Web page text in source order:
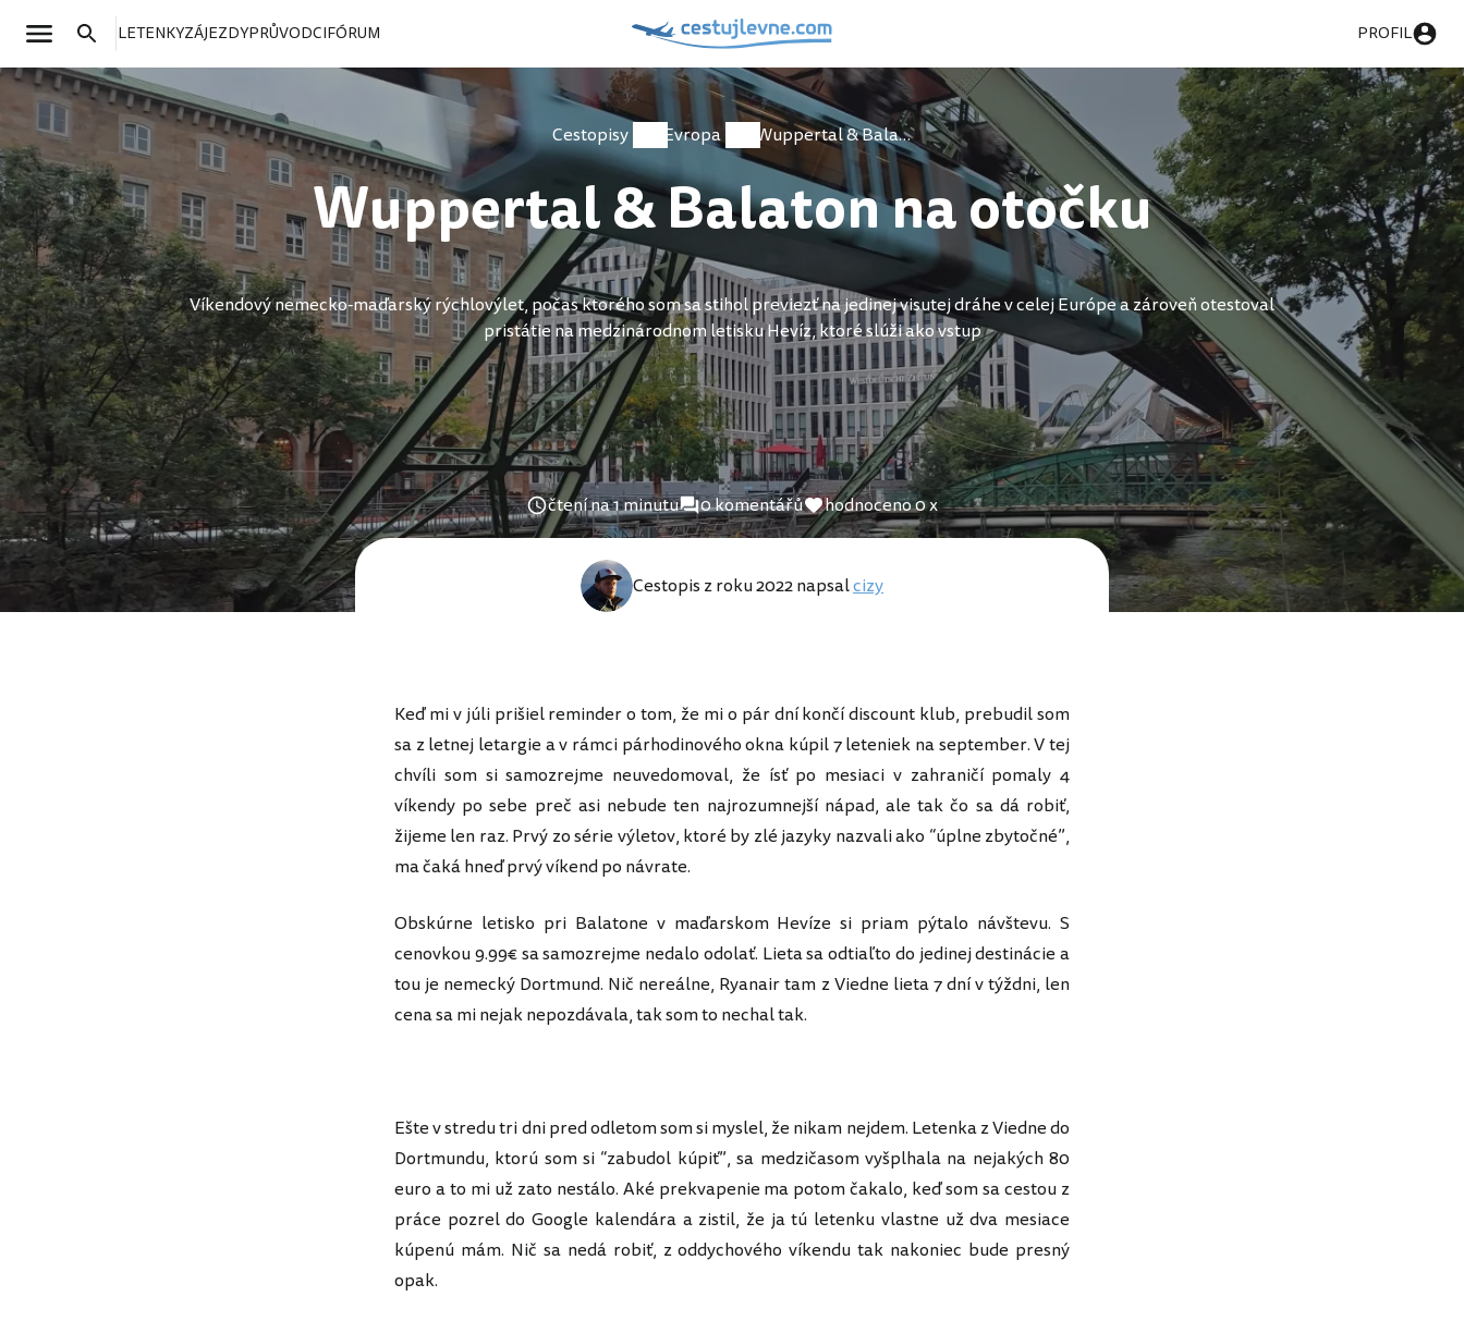
LETENKYZÁJEZDYPRŮVODCIFÓRUM PROFIL
Cestopisy Evropa Wuppertal & Balaton na otočku
Wuppertal & Balaton na otočku
Víkendový nemecko-maďarský rýchlovýlet, počas ktorého som sa stihol previezť na jedinej visutej dráhe v celej Európe a zároveň otestoval
pristátie na medzinárodnom letisku Hevíz, ktoré slúži ako vstup
čtení na 1 minutu 0 komentářů hodnoceno 0 x
Cestopis z roku 2022 napsalcizy
Keď mi v júli prišiel reminder o tom, že mi o pár dní končí discount klub, prebudil som
sa z letnej letargie a v rámci párhodinového okna kúpil 7 leteniek na september. V tej
chvíli som si samozrejme neuvedomoval, že ísť po mesiaci v zahraničí pomaly 4
víkendy po sebe preč asi nebude ten najrozumnejší nápad, ale tak čo sa dá robiť,
žijeme len raz. Prvý zo série výletov, ktoré by zlé jazyky nazvali ako “úplne zbytočné”,
ma čaká hneď prvý víkend po návrate.
Obskúrne letisko pri Balatone v maďarskom Hevíze si priam pýtalo návštevu. S
cenovkou 9.99€ sa samozrejme nedalo odolať. Lieta sa odtiaľto do jedinej destinácie a
tou je nemecký Dortmund. Nič nereálne, Ryanair tam z Viedne lieta 7 dní v týždni, len
cena sa mi nejak nepozdávala, tak som to nechal tak.
Ešte v stredu tri dni pred odletom som si myslel, že nikam nejdem. Letenka z Viedne do
Dortmundu, ktorú som si “zabudol kúpiť”, sa medzičasom vyšplhala na nejakých 80
euro a to mi už zato nestálo. Aké prekvapenie ma potom čakalo, keď som sa cestou z
práce pozrel do Google kalendára a zistil, že ja tú letenku vlastne už dva mesiace
kúpenú mám. Nič sa nedá robiť, z oddychového víkendu tak nakoniec bude presný
opak.